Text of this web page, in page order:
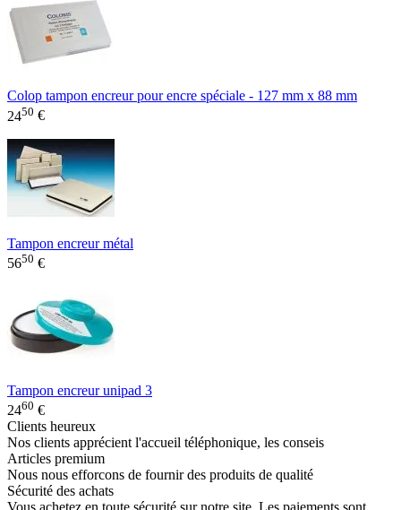
Colop tampon encreur pour encre spéciale - 127 mm x 88 mm
2450 €
Tampon encreur métal
5650 €
Tampon encreur unipad 3
2460 €
Clients heureux
Nos clients apprécient l'accueil téléphonique, les conseis
Articles premium
Nous nous efforcons de fournir des produits de qualité
Sécurité des achats